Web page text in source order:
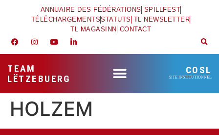
ANNUAIRE DES FÉDÉRATIONS SPILLFEST
TÉLÉCHARGEMENTSSTATUTS TL NEWSLETTER
TL MAGASINN CONTACT
TEAM
LËTZEBUERG
COSL
SITE INSTITUTIONNEL
HOLZEM